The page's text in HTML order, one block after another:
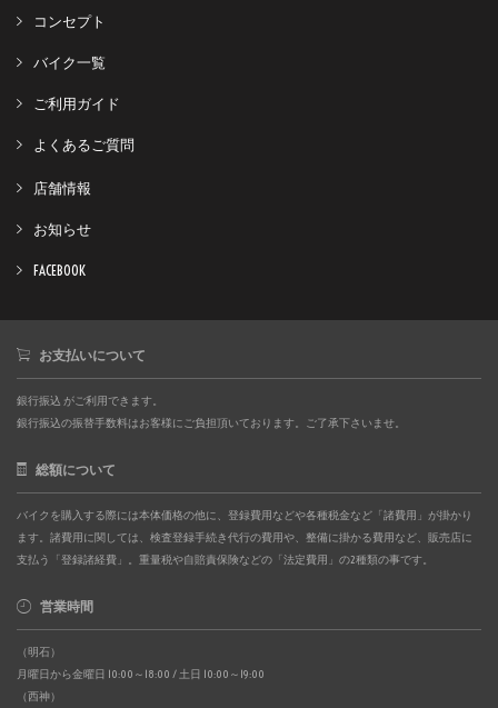
コンセプト
バイク一覧
ご利用ガイド
よくあるご質問
店舗情報
お知らせ
FACEBOOK
お支払いについて
銀行振込 がご利用できます。
銀行振込の振替手数料はお客様にご負担頂いております。ご了承下さいませ。
総額について
バイクを購入する際には本体価格の他に、登録費用などや各種税金など「諸費用」が掛かり
ます。諸費用に関しては、検査登録手続き代行の費用や、整備に掛かる費用など、販売店に
支払う「登録諸経費」。重量税や自賠責保険などの「法定費用」の2種類の事です。
営業時間
（明石）
月曜日から金曜日 10:00～18:00 / 土日 10:00～19:00
（西神）